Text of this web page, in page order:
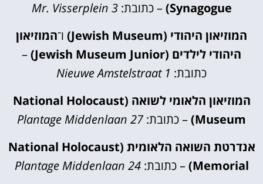
Synagogue) – כתובת:Mr. Visserplein 3
המוזיאון היהודי (Jewish Museum)
ו־המוזיאון
היהודי לילדים (Jewish Museum Junior)
–
כתובת: Nieuwe Amstelstraat 1
המוזיאון הלאומי לשואה (National Holocaust
Museum) – כתובת: Plantage Middenlaan 27
אנדרטת השואה הלאומית (National Holocaust
Memorial) – כתובת:Plantage Middenlaan 24